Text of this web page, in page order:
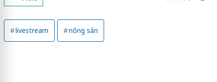
livestream nông sản